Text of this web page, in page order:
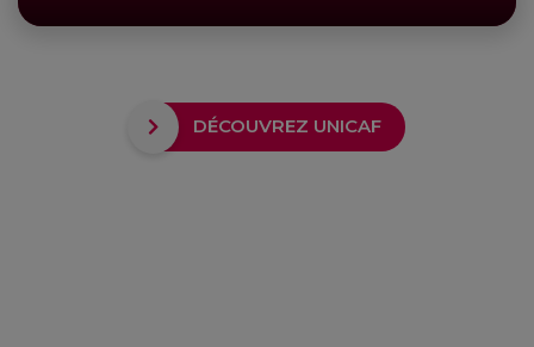
DÉCOUVREZ UNICAF